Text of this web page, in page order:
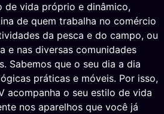
de vida próprio e dinâmico,
de quem trabalha no comércio
da pesca e do campo, ou
e nas diversas comunidades
Sabemos que o seu dia a dia
práticas e móveis. Por isso,
acompanha o seu estilo de vida
nos aparelhos que você já